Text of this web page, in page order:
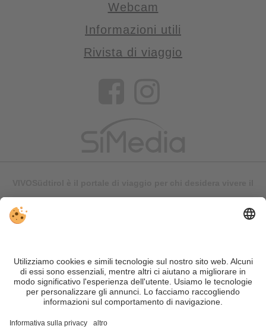
Webcam
Informazioni utili
Rivista di viaggio
contenuti, si possono verificare errori. Non garantiamo la
correttezza e la completezza di tutte le informazioni. Per
motivi di sicurezza, si prega di verificare chiedendo
direttamente sul posto all'organizzatore.